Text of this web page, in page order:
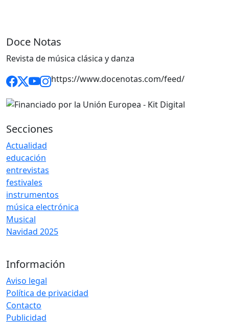
Doce Notas
Revista de música clásica y danza
https://www.docenotas.com/feed/
Secciones
Actualidad
educación
entrevistas
festivales
instrumentos
música electrónica
Musical
Navidad 2025
Información
Aviso legal
Política de privacidad
Contacto
Publicidad